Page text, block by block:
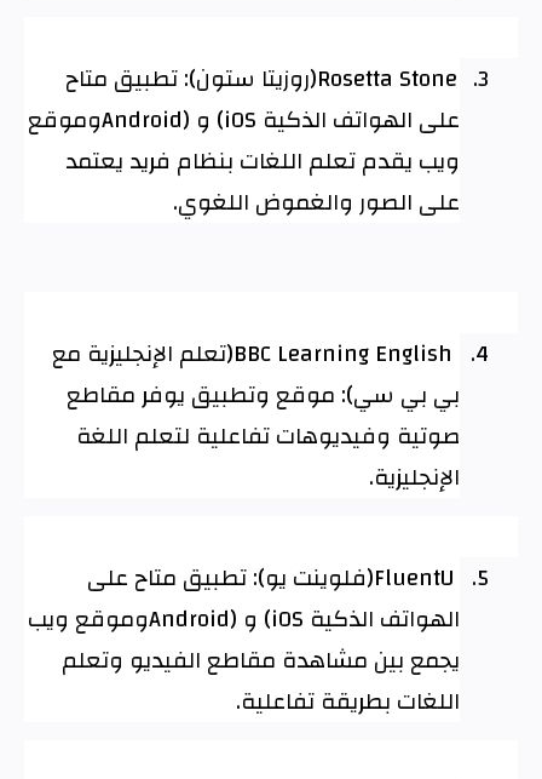
3.
Rosetta Stone(روزيتا ستون): تطبيق متاح
على الهواتف الذكية (iOS و Android)وموقع
ويب يقدم تعلم اللغات بنظام فريد يعتمد
على الصور والغموض اللغوي.
4.
BBC Learning English(تعلم الإنجليزية مع
بي بي سي): موقع وتطبيق يوفر مقاطع
صوتية وفيديوهات تفاعلية لتعلم اللغة
الإنجليزية.
5.
FluentU(فلوينت يو): تطبيق متاح على
الهواتف الذكية (iOS و Android)وموقع ويب
يجمع بين مشاهدة مقاطع الفيديو وتعلم
اللغات بطريقة تفاعلية.